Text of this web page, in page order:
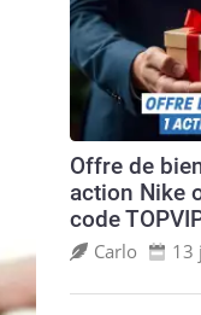
Offre de
action Nike
code
Carlo 13